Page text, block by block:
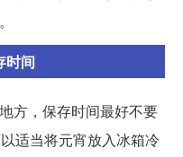
时间
方，保存时间最好不要
适当将元宵放入冰箱冷